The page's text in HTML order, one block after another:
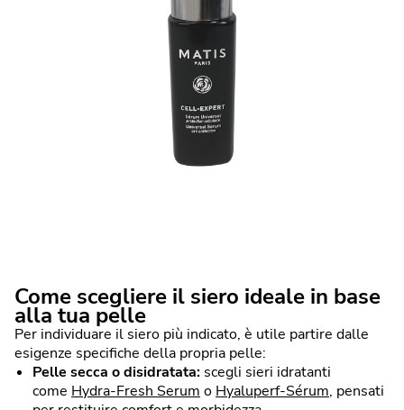
Come scegliere il siero ideale in base
alla tua pelle
Per individuare il siero più indicato, è utile partire dalle
esigenze specifiche della propria pelle:
Pelle secca o disidratata: scegli sieri idratanti
come Hydra-Fresh Serum o Hyaluperf-Sérum, pensati